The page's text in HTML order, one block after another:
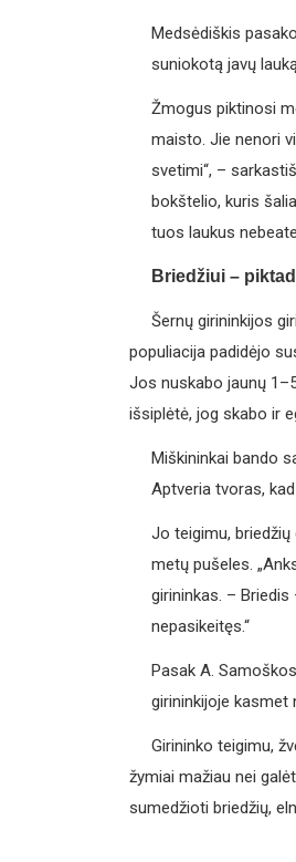
Medsėdiškis
suniokotą javų
Žmogus piktinosi
maisto. Jie nenori
svetimi“, –
bokštelio, kuris
tuos laukus
Briedžiui –
Šernų girininkijos
populiacija padidėjo
Jos nuskabo jaunų
išsiplėtė, jog skabo ir
Miškininkai bando
Aptveria tvoras,
Jo teigimu,
metų pušeles.
girininkas. –
nepasikeitęs.“
Pasak A.
girininkijoje kasmet
Girininko teigimu,
žymiai mažiau nei
sumedžioti briedžių,